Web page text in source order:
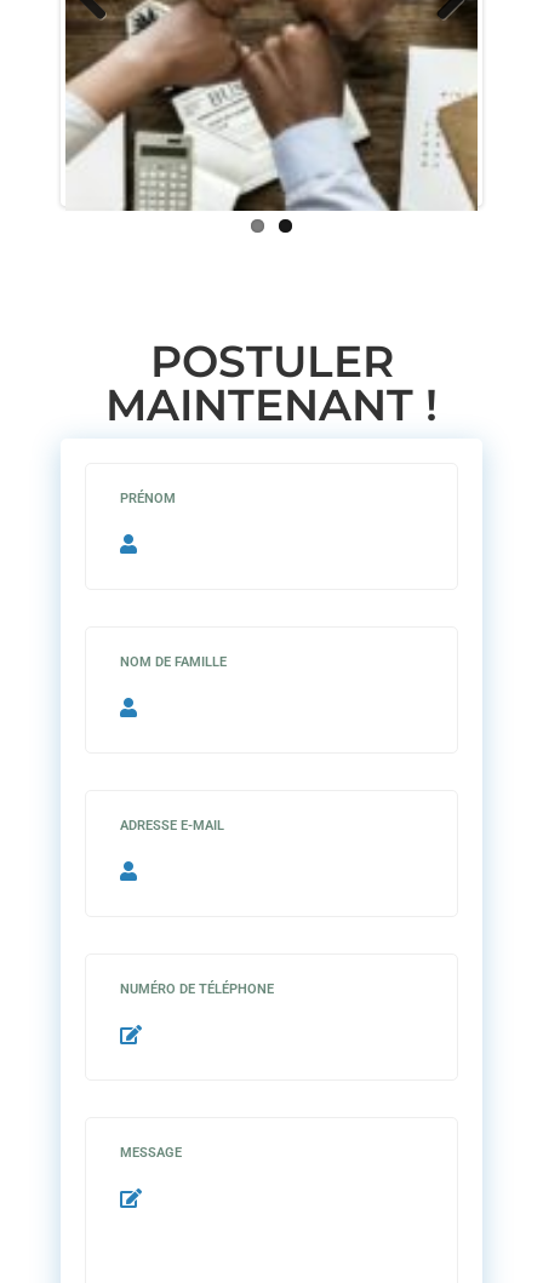
Previous Next
POSTULER
MAINTENANT !
PRÉNOM
NOM DE FAMILLE
ADRESSE E-MAIL
NUMÉRO DE TÉLÉPHONE
MESSAGE